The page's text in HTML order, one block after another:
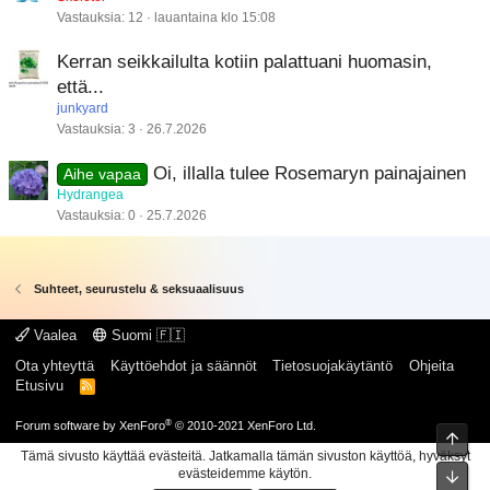
Vastauksia 12 lauantaina klo 15:08
Kerran seikkailulta kotiin palattuani huomasin,
että...
junkyard
Vastauksia 3 26.7.2026
Aihe vapaa Oi, illalla tulee Rosemaryn painajainen
Hydrangea
Vastauksia 0 25.7.2026
Suhteet, seurustelu & seksuaalisuus
Vaalea
Suomi 🇫🇮
Ota yhteyttä
Käyttöehdot ja säännöt Tietosuojakäytäntö
Ohjeita
Etusivu
R
Forum software by XenForo® © 2010-2021 XenForo Ltd.
Tämä sivusto käyttää evästeitä. Jatkamalla tämän sivuston käyttöä, hyväksyt
evästeidemme käytön.
Ylös